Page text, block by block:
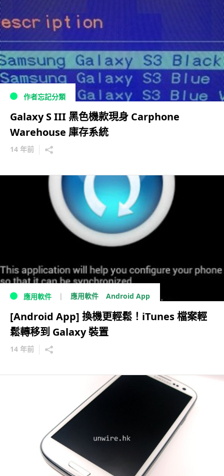
作者忘記分類
Galaxy S III 黑色機款現身 Carphone
Warehouse 庫存系統
14 年前
應用軟件 應用軟件 Android App
[Android App] 換機更輕鬆！iTunes 檔案輕
鬆轉移到 Galaxy 裝置
14 年前